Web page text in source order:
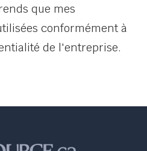
que mes
conformément à
de l'entreprise.